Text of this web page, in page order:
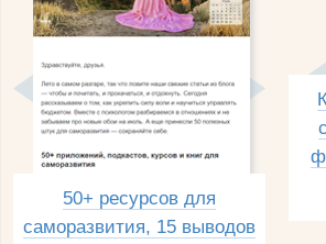
50+ ресурсов для
саморазвития, 15 выводов